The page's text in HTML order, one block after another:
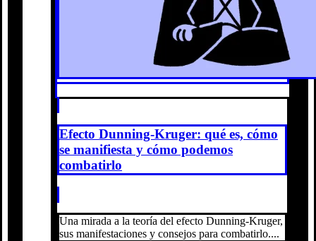
Efecto Dunning-Kruger: qué es, cómo
se manifiesta y cómo podemos
combatirlo
Una mirada a la teoría del efecto Dunning-Kruger,
sus manifestaciones y consejos para combatirlo....